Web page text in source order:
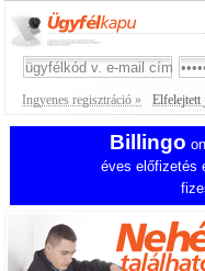
Ingyenes regisztráció » Elfelejtett
Billingo
éves előfizetés